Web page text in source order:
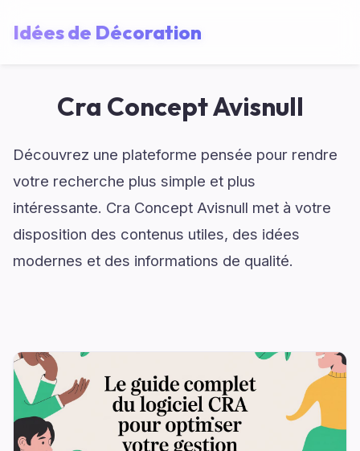
Idées de Décoration
Cra Concept Avisnull
Découvrez une plateforme pensée pour rendre
votre recherche plus simple et plus
intéressante. Cra Concept Avisnull met à votre
disposition des contenus utiles, des idées
modernes et des informations de qualité.